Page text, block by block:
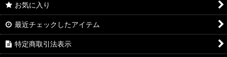
お気に入り
最近チェックしたアイテム
特定商取引法表示